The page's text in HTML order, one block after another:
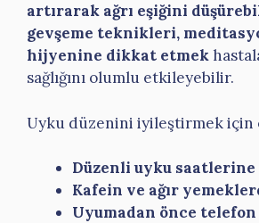
artırarak ağrı eşiğini
gevşeme teknikleri,
hijyenine dikkat etmek
sağlığını olumlu etkileyebilir.
Uyku düzenini iyileştirmek için
Düzenli uyku saatlerine
Kafein ve ağır
Uyumadan önce